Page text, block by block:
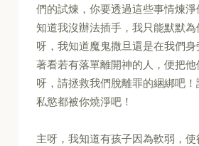
們的試煉，你要透過這些事情煉
知道我沒辦法插手，我只能默默
呀，我知道魔鬼撒旦還是在我們
著看若有落單離開神的人，便把
呀，請拯救我們脫離罪的綑綁吧
私慾都被你燒淨吧！
主呀，我知道有孩子因為軟弱，